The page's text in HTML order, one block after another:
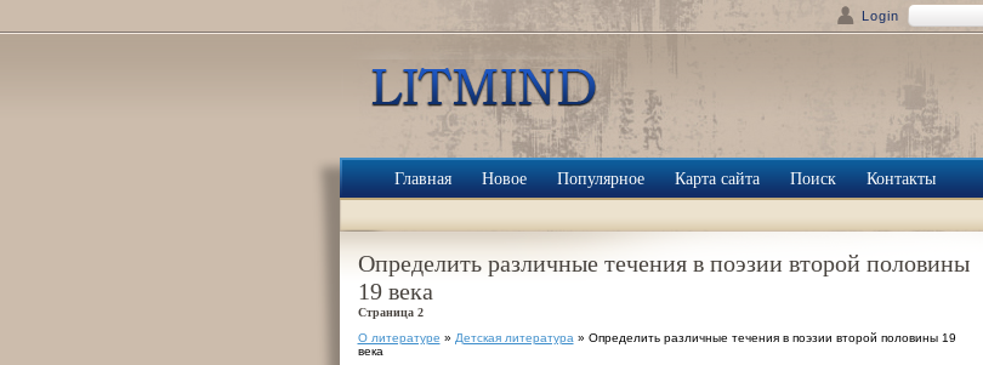
Login
Главная Новое Популярное Карта сайта Поиск Контакты
Определить различные течения в поэзии второй половины
19 века
Страница 2
О литературе » Детская литература » Определить различные течения в поэзии второй половины 19
века